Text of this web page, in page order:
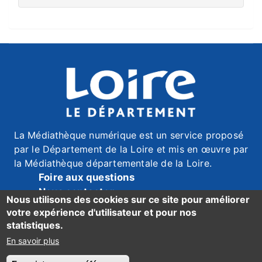
La Médiathèque numérique est un service proposé
par le Département de la Loire et mis en œuvre par
la Médiathèque départementale de la Loire.
Foire aux questions
Nous contacter
Mentions légales
Données personnelles
Accessibilité du site : mention de conformité ici
Nous utilisons des cookies sur ce site pour améliorer
votre expérience d'utilisateur et pour nos
statistiques.
En savoir plus